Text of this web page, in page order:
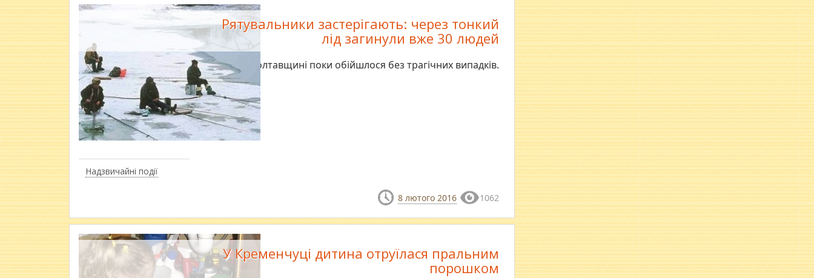
Надзвичайні події
Рятувальники застерігають: через тонкий
лід загинули вже 30 людей
На Полтавщині поки обійшлося без трагічних випадків.
8 лютого 2016 1062
У Кременчуці дитина отруїлася пральним
порошком